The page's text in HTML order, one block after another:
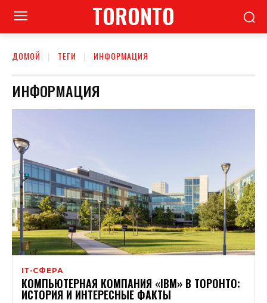
TORONTO
ДОМОЙ ТЕГИ ИНФОРМАЦИЯ
ИНФОРМАЦИЯ
ІТ-СФЕРА
КОМПЬЮТЕРНАЯ КОМПАНИЯ «IBM» В ТОРОНТО:
ИСТОРИЯ И ИНТЕРЕСНЫЕ ФАКТЫ